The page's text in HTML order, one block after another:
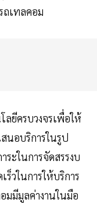
ถเทลคอม
ลยีครบวงจรเพื่อให้
นอบริการในรูป
ะในการจัดสรรงบ
ร็วในการให้บริการ
มีมูลค่างานในมือ